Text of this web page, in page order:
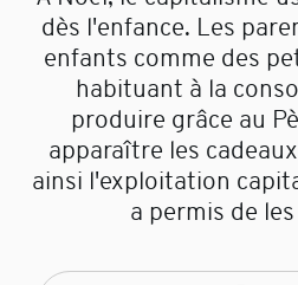
dès l'enfance. Les
enfants comme des
habituant à la
produire grâce au
apparaître les
ainsi l'exploitation
a permis de